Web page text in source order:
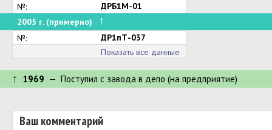
№:
ДРБ1М-01
2005 г. (примерно)
↑
№:
ДР1пТ-037
Показать все данные
↑ 1969 — Поступил c завода в депо (на предприятие)
Ваш комментарий